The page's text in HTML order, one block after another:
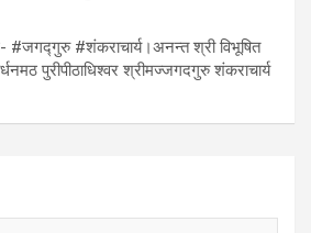
#जगद्गुरु #शंकराचार्य।अनन्त श्री विभूषित
पुरीपीठाधिश्वर श्रीमज्जगदगुरु शंकराचार्य